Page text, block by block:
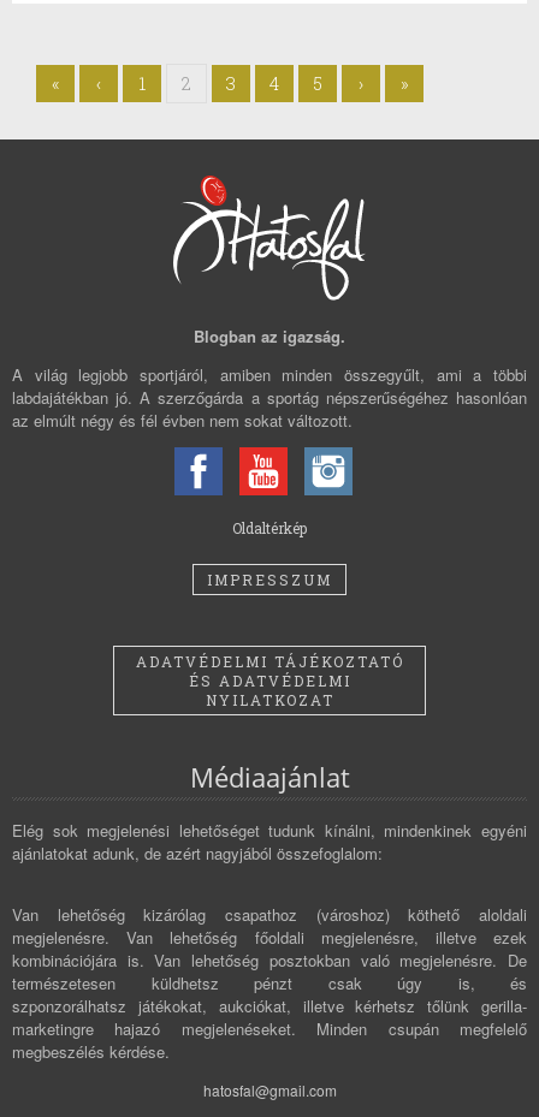
« ‹ 1 2 3 4 5 › »
Blogban az igazság.
A világ legjobb sportjáról, amiben minden összegyűlt, ami a többi
labdajátékban jó. A szerzőgárda a sportág népszerűségéhez hasonlóan
az elmúlt négy és fél évben nem sokat változott.
Oldaltérkép
IMPRESSZUM
ADATVÉDELMI TÁJÉKOZTATÓ
ÉS ADATVÉDELMI
NYILATKOZAT
Médiaajánlat
Elég sok megjelenési lehetőséget tudunk kínálni, mindenkinek egyéni
ajánlatokat adunk, de azért nagyjából összefoglalom:
Van lehetőség kizárólag csapathoz (városhoz) köthető aloldali
megjelenésre. Van lehetőség főoldali megjelenésre, illetve ezek
kombinációjára is. Van lehetőség posztokban való megjelenésre. De
természetesen küldhetsz pénzt csak úgy is, és
szponzorálhatsz játékokat, aukciókat, illetve kérhetsz tőlünk gerilla-
marketingre hajazó megjelenéseket. Minden csupán megfelelő
megbeszélés kérdése.
hatosfal@gmail.com